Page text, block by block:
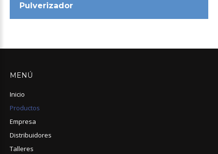
Pulverizador
MENÚ
Inicio
Productos
Empresa
Distribuidores
Talleres